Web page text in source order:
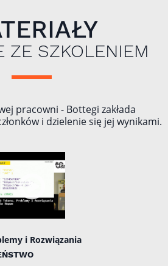
ZE SZKOLENIEM
pracowni - Bottegi zakłada
i dzielenie się jej wynikami.
i Rozwiązania